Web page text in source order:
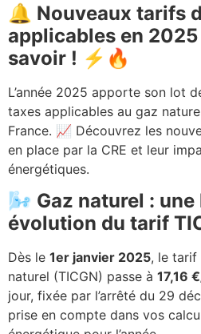
🔔 Nouveaux tarifs
applicables en 2025
savoir ! ⚡🔥
L’année 2025 apporte son lot
taxes applicables au gaz
France. 📈 Découvrez les
en place par la CRE et leur
énergétiques.
🌬️ Gaz naturel : une
évolution du tarif
Dès le 1er janvier 2025, le tarif
naturel (TICGN) passe à 17,16
jour, fixée par l’arrêté du 29
prise en compte dans vos